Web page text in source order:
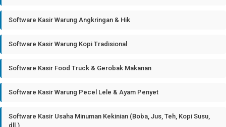
Software Kasir Warung Angkringan & Hik
Software Kasir Warung Kopi Tradisional
Software Kasir Food Truck & Gerobak Makanan
Software Kasir Warung Pecel Lele & Ayam Penyet
Software Kasir Usaha Minuman Kekinian (Boba, Jus, Teh, Kopi Susu,
dll.)